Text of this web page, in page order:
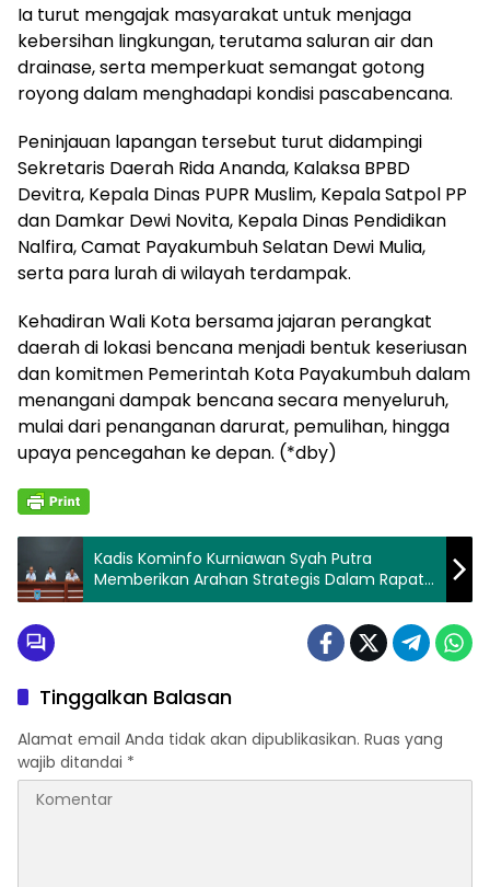
Ia turut mengajak masyarakat untuk menjaga
kebersihan lingkungan, terutama saluran air dan
drainase, serta memperkuat semangat gotong
royong dalam menghadapi kondisi pascabencana.
Peninjauan lapangan tersebut turut didampingi
Sekretaris Daerah Rida Ananda, Kalaksa BPBD
Devitra, Kepala Dinas PUPR Muslim, Kepala Satpol PP
dan Damkar Dewi Novita, Kepala Dinas Pendidikan
Nalfira, Camat Payakumbuh Selatan Dewi Mulia,
serta para lurah di wilayah terdampak.
Kehadiran Wali Kota bersama jajaran perangkat
daerah di lokasi bencana menjadi bentuk keseriusan
dan komitmen Pemerintah Kota Payakumbuh dalam
menangani dampak bencana secara menyeluruh,
mulai dari penanganan darurat, pemulihan, hingga
upaya pencegahan ke depan. (*dby)
Kadis Kominfo Kurniawan Syah Putra
Memberikan Arahan Strategis Dalam Rapat
PKA
Tinggalkan Balasan
Alamat email Anda tidak akan dipublikasikan. Ruas yang
wajib ditandai *